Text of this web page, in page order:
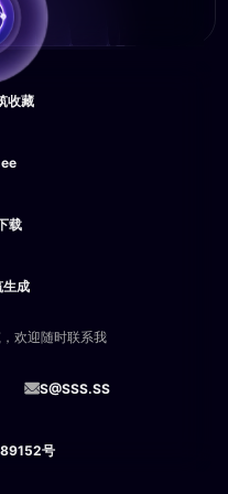
收藏
载
成
欢迎随时联系我
S@SSS.SS
号